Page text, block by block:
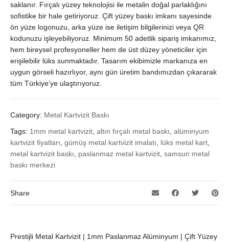
saklanır. Fırçalı yüzey teknolojisi ile metalin doğal parlaklığını
sofistike bir hale getiriyoruz. Çift yüzey baskı imkanı sayesinde
ön yüze logonuzu, arka yüze ise iletişim bilgilerinizi veya QR
kodunuzu işleyebiliyoruz. Minimum 50 adetlik sipariş imkanımız,
hem bireysel profesyoneller hem de üst düzey yöneticiler için
erişilebilir lüks sunmaktadır. Tasarım ekibimizle markanıza en
uygun görseli hazırlıyor, aynı gün üretim bandımızdan çıkararak
tüm Türkiye’ye ulaştırıyoruz.
Category: Metal Kartvizit Baskı
Tags: 1mm metal kartvizit altın fırçalı metal baskı alüminyum
kartvizit fiyatları gümüş metal kartvizit imalatı lüks metal kart
metal kartvizit baskı
paslanmaz metal kartvizit samsun metal
baskı merkezi
Share
Prestijli Metal Kartvizit | 1mm Paslanmaz Alüminyum | Çift Yüzey